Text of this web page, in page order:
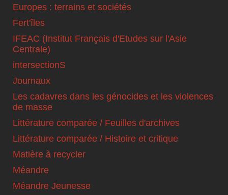
Europes : terrains et sociétés
Fert'îles
IFEAC (Institut Français d'Etudes sur l'Asie
Centrale)
intersectionS
Journaux
Les cadavres dans les génocides et les violences
de masse
Littérature comparée / Feuilles d'archives
Littérature comparée / Histoire et critique
Matière à recycler
Méandre
Méandre Jeunesse